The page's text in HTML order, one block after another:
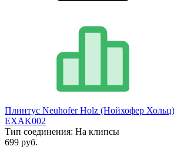
Плинтус Neuhofer Holz (Нойхофер
EXAK002
Тип соединения: На клипсы
699 руб.